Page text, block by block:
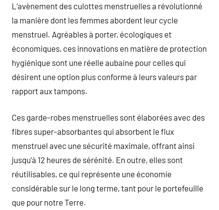
L’avènement des culottes menstruelles a révolutionné
la manière dont les femmes abordent leur cycle
menstruel. Agréables à porter, écologiques et
économiques, ces innovations en matière de protection
hygiénique sont une réelle aubaine pour celles qui
désirent une option plus conforme à leurs valeurs par
rapport aux tampons.
Ces garde-robes menstruelles sont élaborées avec des
fibres super-absorbantes qui absorbent le flux
menstruel avec une sécurité maximale, offrant ainsi
jusqu’à 12 heures de sérénité. En outre, elles sont
réutilisables, ce qui représente une économie
considérable sur le long terme, tant pour le portefeuille
que pour notre Terre.